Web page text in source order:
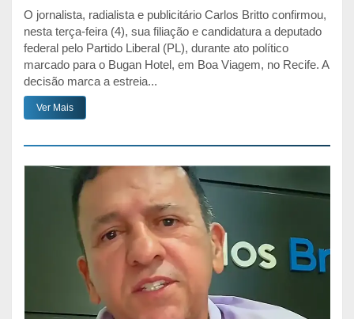
O jornalista, radialista e publicitário Carlos Britto confirmou,
nesta terça-feira (4), sua filiação e candidatura a deputado
federal pelo Partido Liberal (PL), durante ato político
marcado para o Bugan Hotel, em Boa Viagem, no Recife. A
decisão marca a estreia...
Ver Mais